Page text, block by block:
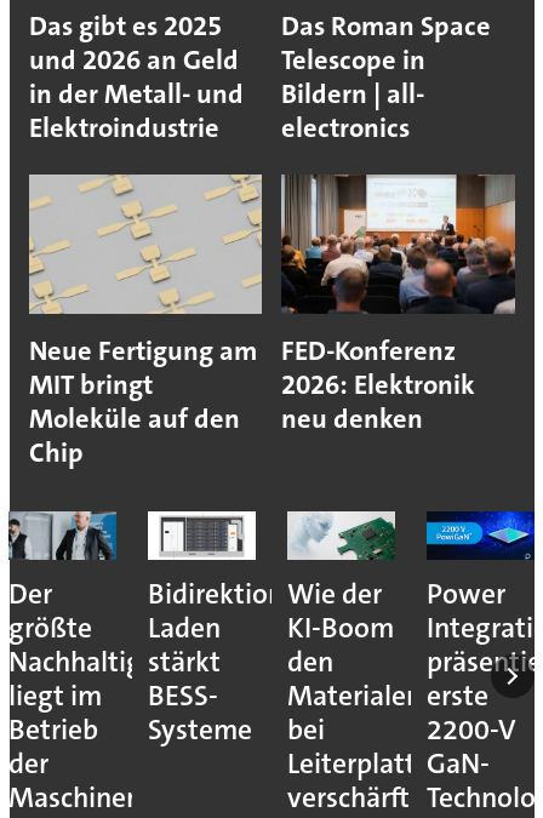
Das gibt es 2025
und 2026 an Geld
in der Metall- und
Elektroindustrie
Das Roman Space
Telescope in
Bildern | all-
electronics
Neue Fertigung am
MIT bringt
Moleküle auf den
Chip
FED-Konferenz
2026: Elektronik
neu denken
Der
größte
Nachhaltigkeitshebel
liegt im
Betrieb
der
Maschinen
Bidirektionales
Laden
stärkt
BESS-
Systeme
Wie der
KI-Boom
den
Materialengpass
bei
Leiterplatten
verschärft
Power
erste
2200-V
GaN-